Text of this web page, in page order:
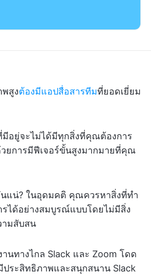
สูงต้องมีแอปสื่อสารทีมที่ยอดเยี่ยม
อยู่จะไม่ได้มีทุกสิ่งที่คุณต้องการ
ยการมีฟีเจอร์ขั้นสูงมากมายที่คุณ
แน่? ในอุดมคติ คุณควรหาสิ่งที่ทำ
ได้อย่างสมบูรณ์แบบโดยไม่มีสิ่ง
ามสับสน
านทางไกล Slack และ Zoom โดด
ประสิทธิภาพและสนุกสนาน Slack